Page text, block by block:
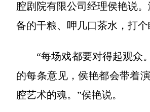
腔剧院有限公司经理侯艳说
备的干粮、呷几口茶水，打个
“每场戏都要对得起观众。
的每条意见，侯艳都会带着
腔艺术的魂。”侯艳说。